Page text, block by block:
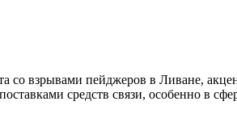
со взрывами пейджеров в Ливане,
средств связи, особенно в